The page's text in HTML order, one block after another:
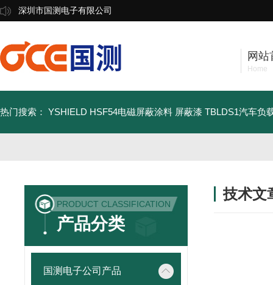
深圳市国测电子有限公司
网站
Home
热门搜索： YSHIELD HSF54电磁屏蔽涂料 屏蔽漆 TBLDS1汽车负
PRODUCT CLASSIFICATION
产品分类
国测电子公司产品
技术文